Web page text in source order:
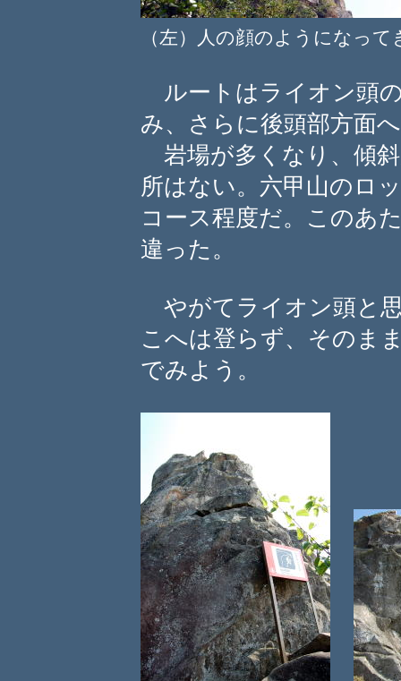
（左）人の顔のようにな
ルートはライオン頭
み、さらに後頭部方面
岩場が多くなり、傾
所はない。六甲山のロ
コース程度だ。このあ
違った。
やがてライオン頭と
こへは登らず、そのま
でみよう。